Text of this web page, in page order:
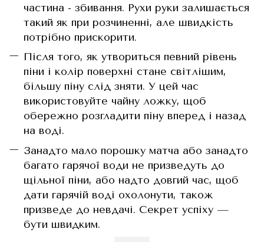
частина - збивання. Рухи руки залишається
такий як при розчиненні, але швидкість
потрібно прискорити.
Після того, як утвориться певний рівень
піни і колір поверхні стане світлішим,
більшу піну слід зняти. У цей час
використовуйте чайну ложку, щоб
обережно розгладити піну вперед і назад
на воді.
Занадто мало порошку матча або занадто
багато гарячої води не призведуть до
щільної піни, або надто довгий час, щоб
дати гарячій воді охолонути, також
призведе до невдачі. Секрет успіху —
бути швидким.